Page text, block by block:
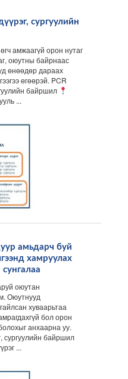
сургуулийн
амжаагүй орон нутаг
оюутны байрнаас
өнөөдөр дараах
өгөөрэй. PCR
байршил
...
амьдарч буй
хамруулах
сунгалаа
оюутан
Оюутнууд
хуваарьтаа
бол орон
анхаарна уу.
сургуулийн байршил
...